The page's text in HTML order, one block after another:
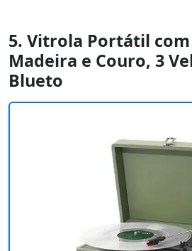
5. Vitrola Portátil
Madeira e Couro, 3
Blueto